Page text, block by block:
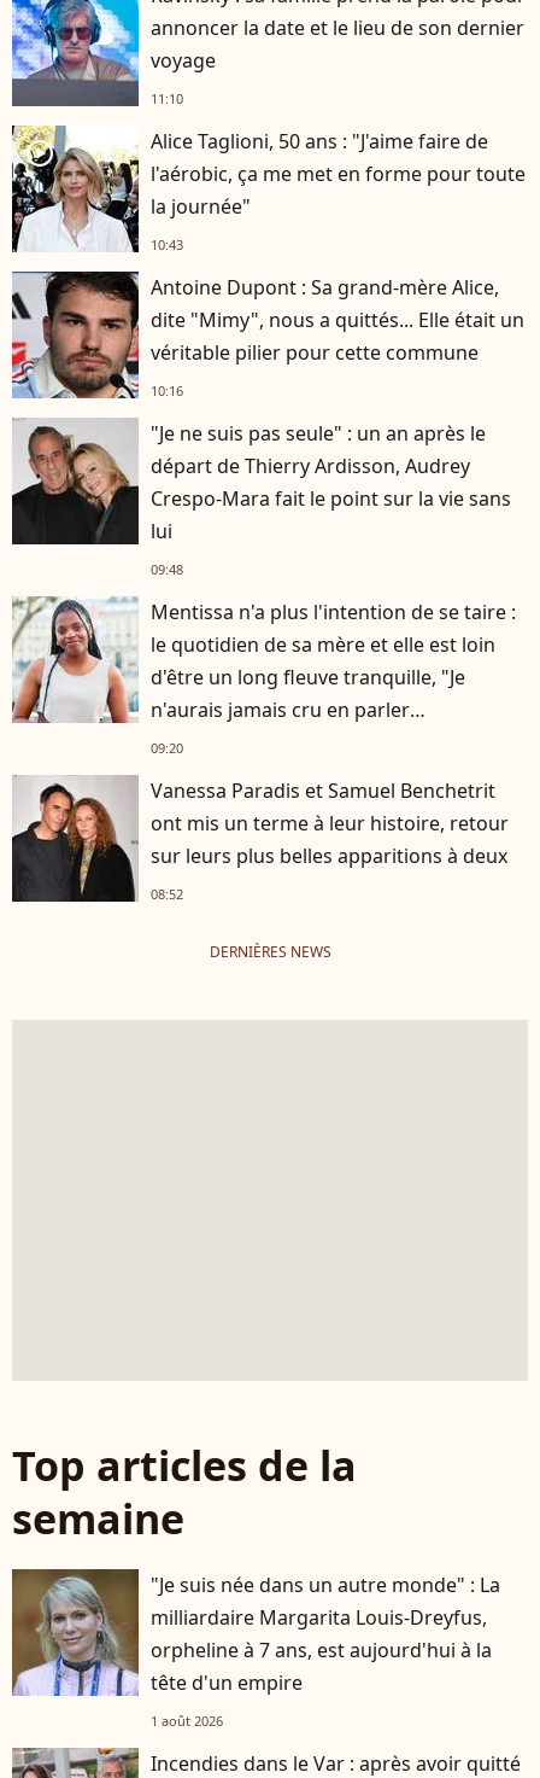
annoncer la date et le lieu de son dernier
voyage
11:10
player2
Alice Taglioni, 50 ans : "J'aime faire de
l'aérobic, ça me met en forme pour toute
la journée"
10:43
Antoine Dupont : Sa grand-mère Alice,
dite "Mimy", nous a quittés... Elle était un
véritable pilier pour cette commune
10:16
"Je ne suis pas seule" : un an après le
départ de Thierry Ardisson, Audrey
Crespo-Mara fait le point sur la vie sans
lui
09:48
Mentissa n'a plus l'intention de se taire :
le quotidien de sa mère et elle est loin
d'être un long fleuve tranquille, "Je
n'aurais jamais cru en parler
publiquement"
09:20
Vanessa Paradis et Samuel Benchetrit
ont mis un terme à leur histoire, retour
sur leurs plus belles apparitions à deux
08:52
DERNIÈRES NEWS
Top articles de la
semaine
"Je suis née dans un autre monde" : La
milliardaire Margarita Louis-Dreyfus,
orpheline à 7 ans, est aujourd'hui à la
tête d'un empire
1 août 2026
Incendies dans le Var : après avoir quitté